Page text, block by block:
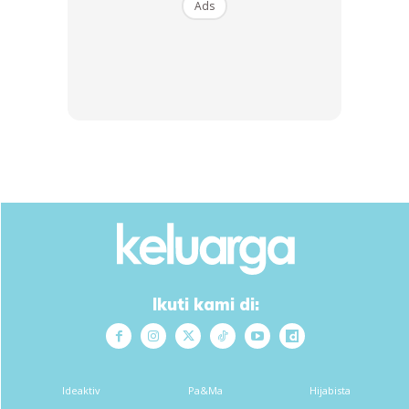
Lebih memilukan apabila Pak Cik Bani meninggal dunia usia
dicucuri rahmat selalu.
Ads
Ikuti kami di:
Ideaktiv Pa&Ma Hijabista